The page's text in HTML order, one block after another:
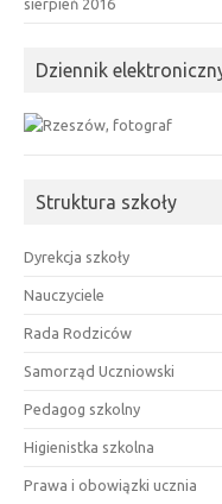
sierpień 2016
Dziennik
Struktura szkoły
Dyrekcja szkoły
Nauczyciele
Rada Rodziców
Samorząd Uczniowski
Pedagog szkolny
Higienistka szkolna
Prawa i obowiązki ucznia